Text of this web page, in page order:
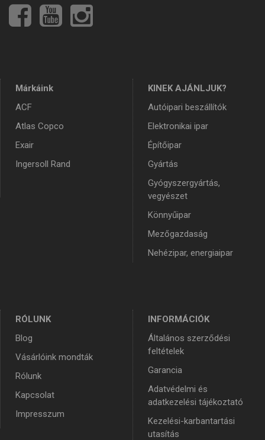
Márkáink
ACF
Atlas Copco
Exair
Ingersoll Rand
KINEK AJÁNLJUK?
Autóipari beszállítók
Elektronikai ipar
Építőipar
Gyártás
Gyógyszergyártás,
vegyészet
Könnyűipar
Mezőgazdaság
Nehézipar, energiaipar
RÓLUNK
Blog
Vásárlóink mondták
Rólunk
Kapcsolat
Impresszum
INFORMÁCIÓK
Általános szerződési
feltételek
Garancia
Adatvédelmi és
adatkezelési tájékoztató
Kezelési-karbantartási
utasítás